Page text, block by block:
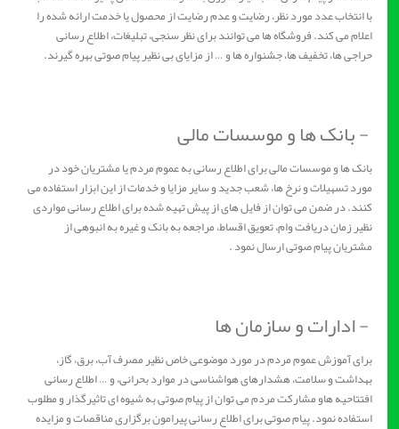
با انتخاب عدد مورد نظر، رضایت و عدم رضایت از محصول یا خدمت ارائه شده را
اعلام می کند. فروشگاه ها می توانند برای نظر سنجی، تبلیغات، اطلاع رسانی
حراجی ها، تخفیف ها، جشنواره ها و … از مزایای بی نظیر پیام صوتی بهره گیرند.
- بانک ها و موسسات مالی
بانک ها و موسسات مالی برای اطلاع رسانی به عموم مردم یا مشتریان خود در
مورد تسهیلات و نرخ ها، شعب جدید و سایر مزایا و خدمات از این ابزار استفاده می
کنند. در ضمن می توان از فایل های از پیش تهیه شده برای اطلاع رسانی مواردی
نظیر زمان دریافت وام، تعویق اقساط، مراجعه به بانک و غیره به انبوهی از
مشتریان پیام صوتی ارسال نمود .
- ادارات و سازمان ها
برای آموزش عموم مردم در مورد موضوعی خاص نظیر مصرف آب، برق، گاز،
بهداشت و سلامت، هشدارهای هواشناسی در موارد بحرانی، و … اطلاع رسانی
افتتاحیه هاو مشارکت مردم می توان از پیام صوتی به شیوه ای تاثیرگذار و مطلوب
استفاده نمود. پیام صوتی برای اطلاع رسانی پیرامون برگزاری مناقصات و مزایده